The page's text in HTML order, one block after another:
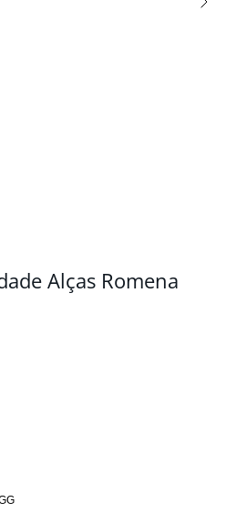
Alças Romena